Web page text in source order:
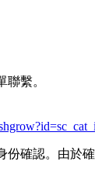
繫。
確認。由於